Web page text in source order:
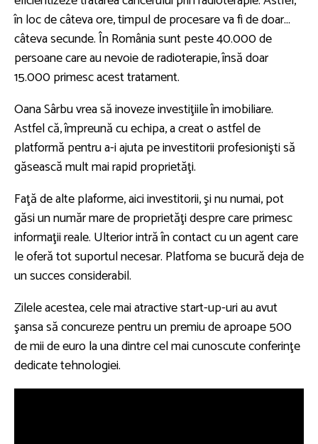
în loc de câteva ore, timpul de procesare va fi de doar...
câteva secunde. În România sunt peste 40.000 de
persoane care au nevoie de radioterapie, însă doar
15.000 primesc acest tratament.
Oana Sârbu vrea să inoveze investiţiile în imobiliare.
Astfel că, împreună cu echipa, a creat o astfel de
platformă pentru a-i ajuta pe investitorii profesionişti să
găsească mult mai rapid proprietăţi.
Faţă de alte plaforme, aici investitorii, şi nu numai, pot
găsi un număr mare de proprietăţi despre care primesc
informaţii reale. Ulterior intră în contact cu un agent care
le oferă tot suportul necesar. Platfoma se bucură deja de
un succes considerabil.
Zilele acestea, cele mai atractive start-up-uri au avut
şansa să concureze pentru un premiu de aproape 500
de mii de euro la una dintre cel mai cunoscute conferinţe
dedicate tehnologiei.